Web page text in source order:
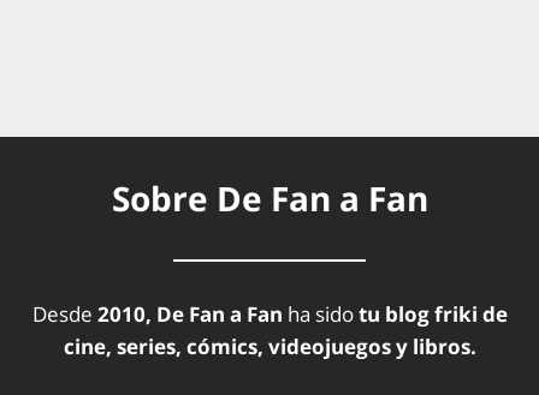
Sobre De Fan a Fan
Desde 2010, De Fan a Fan ha sidotu blog friki de
cine, series, cómics, videojuegos y libros.